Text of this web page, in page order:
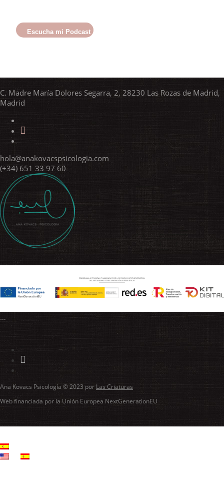
Escucha mi Podcast
C. Madre María Dolores Segarra, 2, 28230 Las Rozas de Madrid,
Madrid
hola@anakovacspsicologia.com
(+34) 651 33 97 60
…
Ana Kovacs Psicología © 2023 por Las Criaturas
Web financiada por la Unión Europea NextGenerationEU